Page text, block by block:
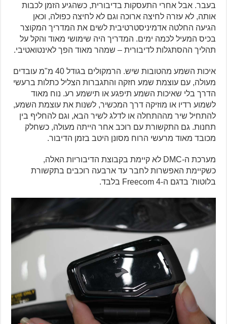
בעבר. אבל אחרי התעסקות בדיבורית, כשהגיע הזמן לכבות
אותה, לא עזרה לחיצה ארוכה וגם לא לחיצה כפולה, וכאן
הגיעה החלטה אדמיניסטרטיבית לשים את המדריך המקוצר
בכיס המעיל לכמה ימים. המדריך היה שימושי מאוד והקל על
תהליך ההסתגלות לדיבורית – שמהר מאוד הפך לאינטואטיבי.
איכות השמע מהטובות שיש. הרמקולים בגודל 40 מ"מ עובדים
מעולה, עם עוצמת שמע חזקה והתגברות הצליל כתלות ברעשי
הדרך בלי שאיכות השמע תיפגע או תישמע רע. נוח מאוד
לשמוע רדיו או מוזיקה דרך המכשיר, לשנות את עוצמת השמע,
להתחיל שיר מההתחלה או לדלג לשיר הבא, וגם להחליף בין
תחנות. גם התקשורת עם רוכב אחר הייתה מעולה, כשחלק
מכובד מאוד מרעשי הרוח מסונן היטב בזמן הדיבור.
מערכת ה-DMC לא קיימת בקבוצת הדיבוריות האלה,
כשקיימת האפשרות לחבר עד ארבעה רוכבים בתקשורת
בלוטות' בדגם ה-Freecom 4 בלבד.